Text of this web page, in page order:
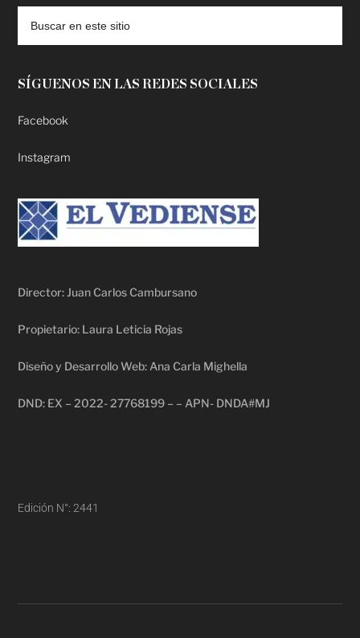
SÍGUENOS EN LAS REDES SOCIALES
Facebook
Instagram
Director: Juan Carlos Cambursano
Propietario: Laura Leticia Rojas
Diseño y Desarrollo Web: Ana Carla Mighella
DND: EX – 2022- 27768199 – – APN- DNDA#MJ
Edición N°: 2441